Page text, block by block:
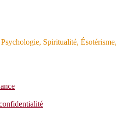
Spiritualité, Ésotérisme,